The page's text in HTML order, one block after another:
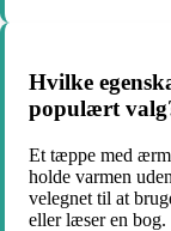
Hvilke
populært
Et tæppe med
holde varmen
velegnet til at
eller læser en bog.